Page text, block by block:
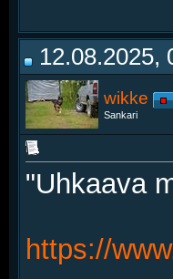
12.08.2025,
wikke
Sankari
"Uhkaava
https://